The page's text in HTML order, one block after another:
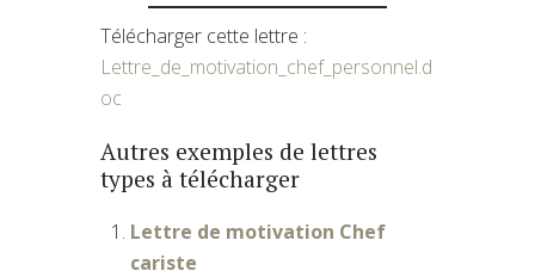
Télécharger cette lettre :
Lettre_de_motivation_chef_personnel.d
oc
Autres exemples de lettres
types à télécharger
Lettre de motivation Chef
cariste